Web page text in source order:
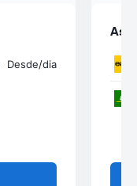
Desde/dia
As